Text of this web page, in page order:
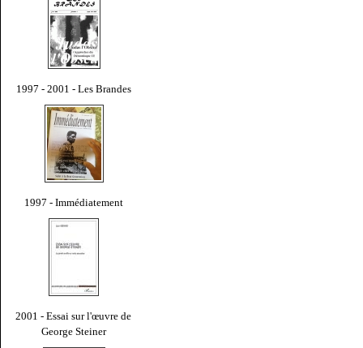
1997 - 2001 - Les Brandes
1997 - Immédiatement
2001 - Essai sur l'œuvre de
George Steiner